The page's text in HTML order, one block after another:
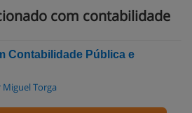
com contabilidade
Contabilidade Pública e
Torga